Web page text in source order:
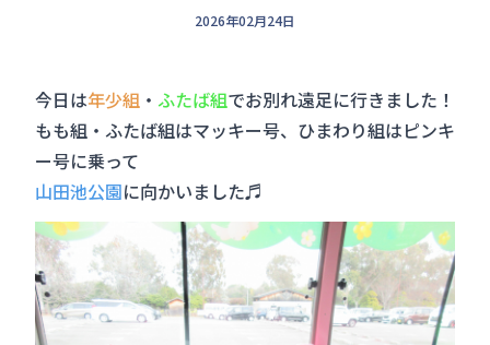
2026年02月24日
今日は年少組 ・ ふたば組でお別れ遠足に行きました！
もも組・ふたば組はマッキー号、ひまわり組はピンキ
ー号に乗って
山田池公園に向かいました♬